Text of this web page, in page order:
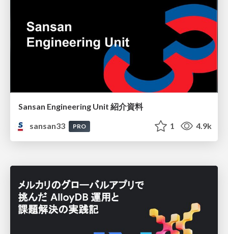
Sansan Engineering Unit 紹介資料
sansan33
PRO 1 4.9k